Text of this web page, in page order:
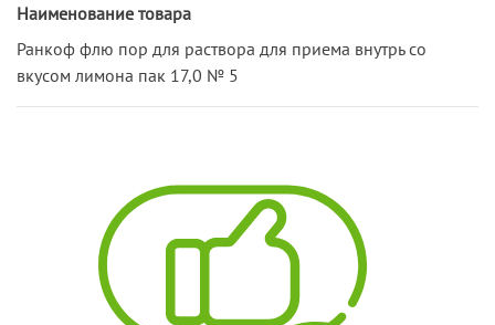
Наименование товара
Ранкоф флю пор для раствора для приема внутрь со
вкусом лимона пак 17,0 № 5